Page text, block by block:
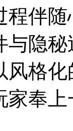
程伴
与隐
风格
家奉